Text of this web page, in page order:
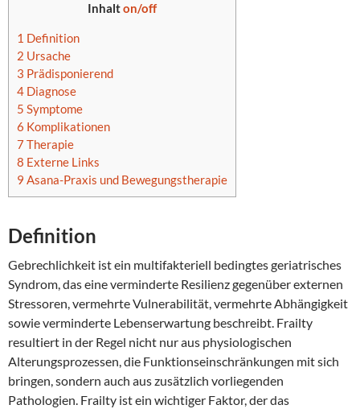
Inhalton/off
1 Definition
2 Ursache
3 Prädisponierend
4 Diagnose
5 Symptome
6 Komplikationen
7Therapie
8 Externe Links
9 Asana-Praxis und Bewegungstherapie
Definition
Gebrechlichkeit ist ein multifakteriell bedingtes geriatrisches
Syndrom, das eine verminderte Resilienz gegenüber externen
Stressoren, vermehrte Vulnerabilität, vermehrte Abhängigkeit
sowie verminderte Lebenserwartung beschreibt. Frailty
resultiert in der Regel nicht nur aus physiologischen
Alterungsprozessen, die Funktionseinschränkungen mit sich
bringen, sondern auch aus zusätzlich vorliegenden
Pathologien. Frailty ist ein wichtiger Faktor, der das